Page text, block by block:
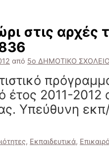
στις αρχές
από 5ο ΔΗΜΟΤΙΚΟ
έτος 2011-2012
Υπεύθυνη
, Εκπαιδευτικά,